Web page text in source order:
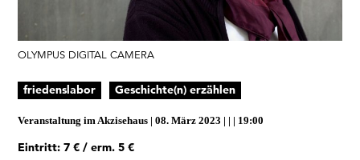
OLYMPUS DIGITAL CAMERA
friedenslabor Geschichte(n) erzählen
Veranstaltung imAkzisehaus 08. März 2023 19:00
Eintritt: 7 € / erm. 5 €